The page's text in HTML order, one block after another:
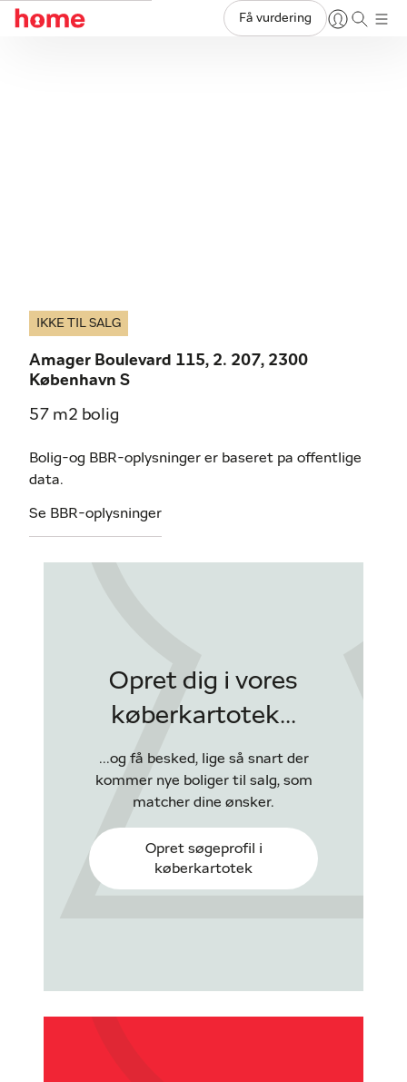
Få vurdering
IKKE TIL SALG
Amager Boulevard 115, 2. 207, 2300
København S
57 m2 bolig
Bolig-og BBR-oplysninger er baseret pa offentlige
data.
Se BBR-oplysninger
Opret dig i vores
køberkartotek...
...og få besked, lige så snart der
kommer nye boliger til salg, som
matcher dine ønsker.
Opret søgeprofil i
køberkartotek